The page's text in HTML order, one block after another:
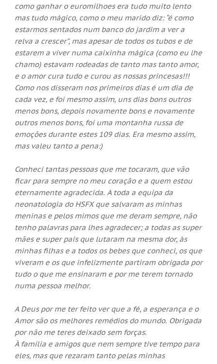
como ganhar o euromilhoes era tudo muito lento
mas tudo mágico, como o meu marido diz: “é como
estarmos sentados num banco do jardim a ver a
relva a crescer”, mas apesar de todos os tubos e de
estarem a viver numa caixinha mágica (como eu lhe
chamo) estavam rodeadas de tanto mas tanto amor,
e o amor cura tudo e curou as nossas princesas!!!
Como nos disseram nos primeiros dias é um dia de
cada vez, e foi mesmo assim, uns dias bons outros
menos bons, depois novamente bons e novamente
outros menos bons, foi uma montanha russa de
emoções durante estes 109 dias. Era mesmo assim,
mas valeu tanto a pena:)
Conheci tantas pessoas que me tocaram, que vão
ficar para sempre no meu coração e a quem estou
eternamente agradecida. A toda a equipa da
neonatologia do HSFX que salvaram as minhas
meninas e pelos mimos que me deram sempre, não
tenho palavras para lhes agradecer; a todas as super
mães e super pais que lutaram na mesma dor, às
minhas filhas e a todos os bebes que conheci, os que
viveram e os que infelizmente partiram obrigada por
tudo o que me ensinaram e por me terem tornado
numa pessoa melhor.
A Deus por me ter feito ver que a fé, a esperança e o
Amor são os melhores remédios do mundo. Obrigada
por não me teres deixado sem forças.
À família e amigos que nem sempre tive tempo para
eles, mas que rezaram tanto pelas minhas